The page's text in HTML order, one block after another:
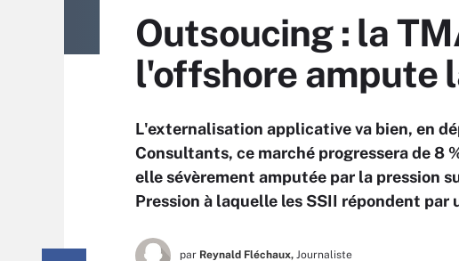
Outsoucing : la
l'offshore ampute
L'externalisation applicative va bien, en
Consultants, ce marché progressera de 8
elle sévèrement amputée par la pression
Pression à laquelle les SSII répondent
par Reynald Fléchaux, Journaliste